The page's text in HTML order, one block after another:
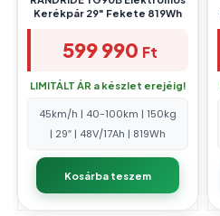
Kerékpár 29″ Fekete 819Wh
599 990 Ft
LIMITÁLT ÁR a készlet erejéig!
45km/h | 40-100km | 150kg
| 29″ | 48V/17Ah | 819Wh
Kosárba teszem